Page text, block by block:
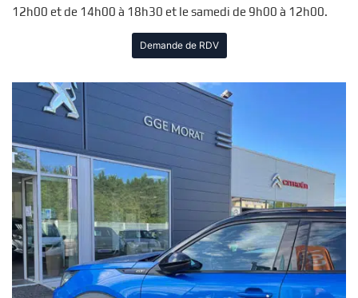
12h00 et de 14h00 à 18h30 et le samedi de 9h00 à 12h00.
Demande de RDV